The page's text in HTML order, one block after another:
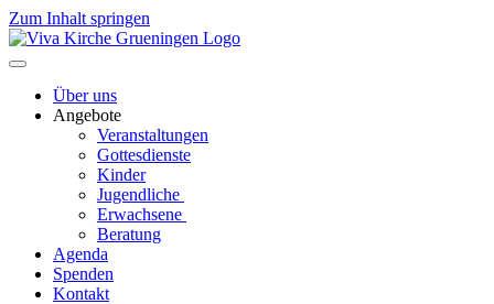
Zum Inhalt springen
Über uns
Angebote
Veranstaltungen
Gottesdienste
Kinder
Jugendliche
Erwachsene
Beratung
Agenda
Spenden
Kontakt